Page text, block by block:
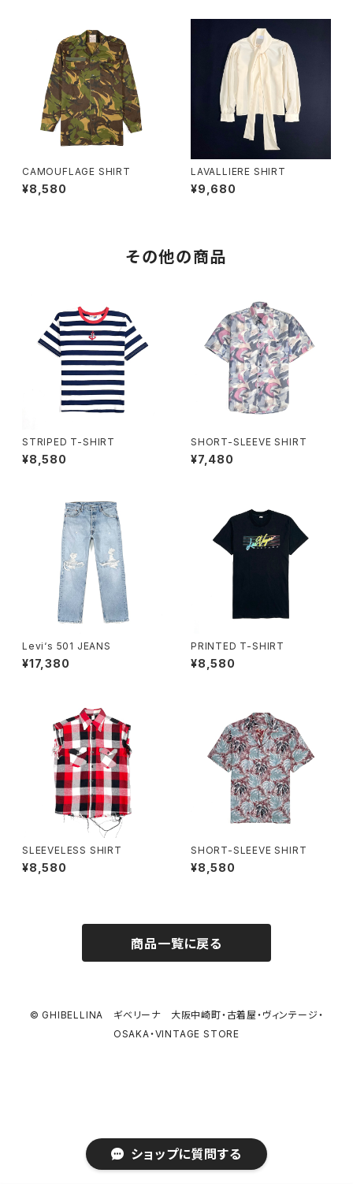
ショップに質問する
CAMOUFLAGE SHIRT
¥8,580
LAVALLIERE SHIRT
¥9,680
その他の商品
STRIPED T-SHIRT
¥8,580
SHORT-SLEEVE SHIRT
¥7,480
Levi‘s 501 JEANS
¥17,380
PRINTED T-SHIRT
¥8,580
SLEEVELESS SHIRT
¥8,580
SHORT-SLEEVE SHIRT
¥8,580
商品一覧に戻る
© GHIBELLINA ギベリーナ 大阪中崎町・古着屋・ヴィンテージ・
OSAKA・VINTAGE STORE